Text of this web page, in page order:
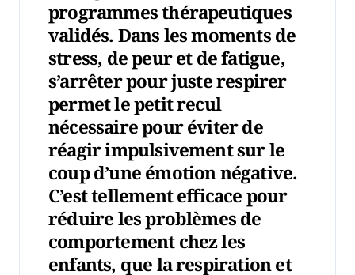
programmes thérapeutiques
validés. Dans les moments de
stress, de peur et de fatigue,
s’arrêter pour juste respirer
permet le petit recul
nécessaire pour éviter de
réagir impulsivement sur le
coup d’une émotion négative.
C’est tellement efficace pour
réduire les problèmes de
comportement chez les
enfants, que la respiration et